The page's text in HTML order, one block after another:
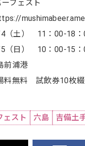
フェスト
） 11：00-18：
10：00-15：
浦港
料 試飲券10枚綴
ェスト 六島 吉備土